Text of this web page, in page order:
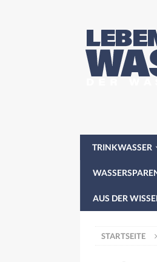
TRINKWASSER
AUS DER
STARTSEITE